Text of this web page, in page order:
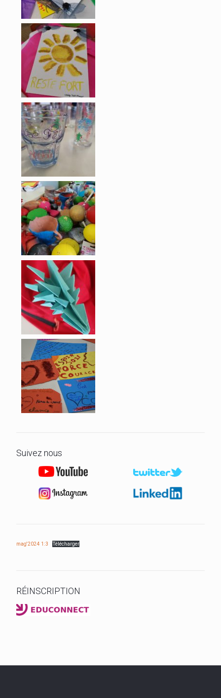
Suivez nous
mag'2024 1:3 Télécharger
RÉINSCRIPTION